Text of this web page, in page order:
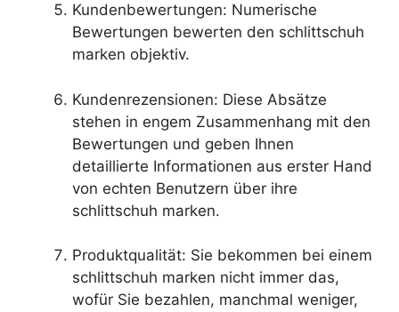
Kundenbewertungen: Numerische
Bewertungen bewerten den schlittschuh
marken objektiv.
Kundenrezensionen: Diese Absätze
stehen in engem Zusammenhang mit den
Bewertungen und geben Ihnen
detaillierte Informationen aus erster Hand
von echten Benutzern über ihre
schlittschuh marken.
Produktqualität: Sie bekommen bei einem
schlittschuh marken nicht immer das,
wofür Sie bezahlen, manchmal weniger,